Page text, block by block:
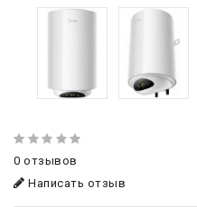
0 отзывов
Написать отзыв